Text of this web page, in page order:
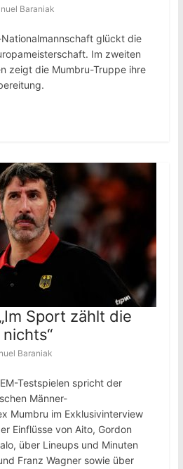
Baraniak
glückt die
Im zweiten
zeigt die Mumbru-Truppe ihre
Sport zählt die
Baraniak
Testspielen spricht der
Männer-
Mumbru im Exklusivinterview
Einflüsse von Aito, Gordon
über Lineups und Minuten
Franz Wagner sowie über